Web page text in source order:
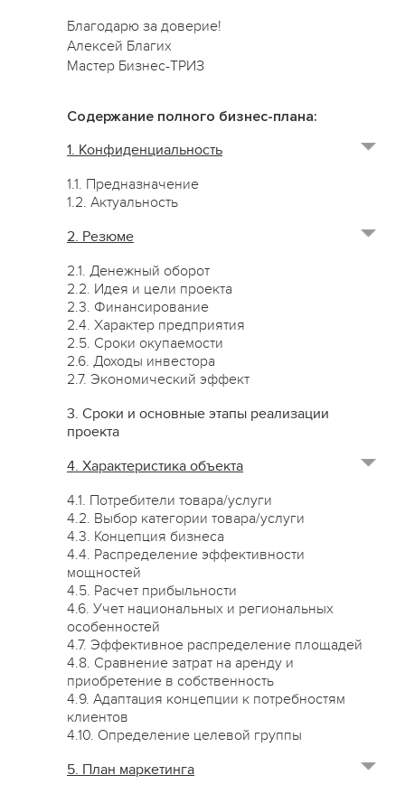
Благодарю за доверие!
Алексей Благих
Мастер Бизнес-ТРИЗ
Содержание полного бизнес-плана:
1. Конфиденциальность
1.1. Предназначение
1.2. Актуальность
2. Резюме
2.1. Денежный оборот
2.2. Идея и цели проекта
2.3. Финансирование
2.4. Характер предприятия
2.5. Сроки окупаемости
2.6. Доходы инвестора
2.7. Экономический эффект
3. Сроки и основные этапы реализации
проекта
4. Характеристика объекта
4.1. Потребители товара/услуги
4.2. Выбор категории товара/услуги
4.3. Концепция бизнеса
4.4. Распределение эффективности
мощностей
4.5. Расчет прибыльности
4.6. Учет национальных и региональных
особенностей
4.7. Эффективное распределение площадей
4.8. Сравнение затрат на аренду и
приобретение в собственность
4.9. Адаптация концепции к потребностям
клиентов
4.10. Определение целевой группы
5. План маркетинга